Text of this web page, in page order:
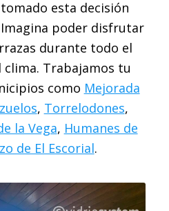
esta decisión
Imagina poder disfrutar
durante todo el
Trabajamos tu
como Mejorada
, Torrelodones,
la Vega, Humanes de
de El Escorial.